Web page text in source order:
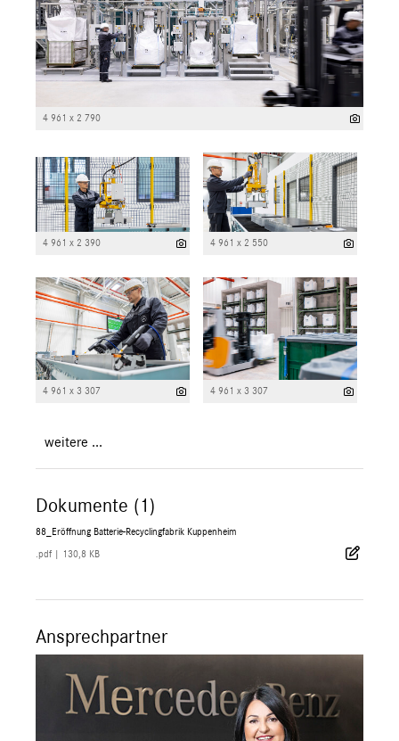
4 961 x 2 790
4 961 x 2 390 4 961 x 2 550
4 961 x 3 307 4 961 x 3 307
weitere ...
Dokumente (1)
88_Eröffnung Batterie-Recyclingfabrik Kuppenheim
.pdf 130,8 KB
Ansprechpartner